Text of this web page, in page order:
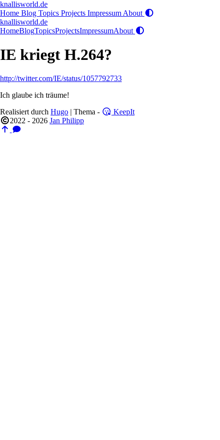
knallisworld.de
Home Blog Topics Projects Impressum About
knallisworld.de
HomeBlogTopicsProjectsImpressumAbout
IE kriegt H.264?
http://twitter.com/IE/status/1057792733
Ich glaube ich träume!
Realisiert durch Hugo | Thema -
KeepIt
2022 - 2026 Jan Philipp